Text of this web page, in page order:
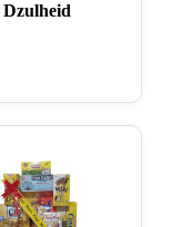
Dzulheid